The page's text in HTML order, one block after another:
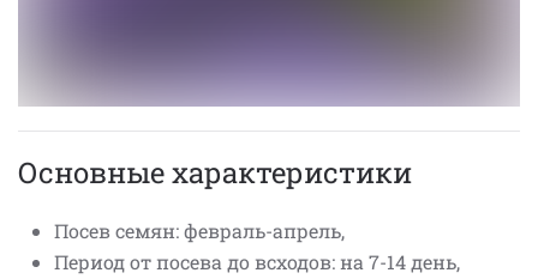
Основные характеристики
Посев семян: февраль-апрель,
Период от посева до всходов: на 7-14 день,